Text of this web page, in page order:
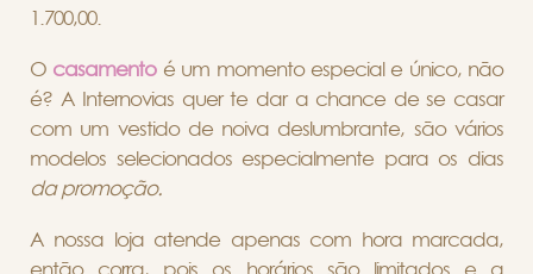
1.700,00.
O casamentoé um momento especial e único, não
é? A Internovias quer te dar a chance de se casar
com um vestido de noiva deslumbrante, são vários
modelos selecionados especialmente para os dias
da promoção.
A nossa loja atende apenas com hora marcada,
então corra, pois os horários são limitados e a